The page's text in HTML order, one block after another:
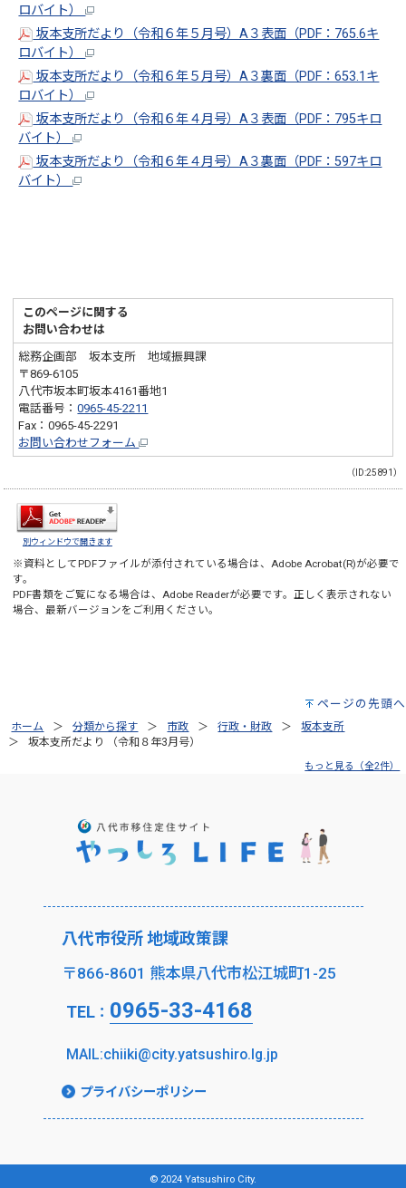
ロバイト）
坂本支所だより（令和６年５月号）A３表面（PDF：765.6キ
ロバイト）
坂本支所だより（令和６年５月号）A３裏面（PDF：653.1キ
ロバイト）
坂本支所だより（令和６年４月号）A３表面（PDF：795キロ
バイト）
坂本支所だより（令和６年４月号）A３裏面（PDF：597キロ
バイト）
このページに関する
お問い合わせは
総務企画部 坂本支所 地域振興課
〒869-6105
八代市坂本町坂本4161番地1
電話番号：0965-45-2211
Fax：0965-45-2291
お問い合わせフォーム
（ID:25891）
別ウィンドウで開きます
※資料としてPDFファイルが添付されている場合は、 Adobe Acrobat(R)が必要で
す。
PDF書類をご覧になる場合は、 Adobe Readerが必要です。正しく表示されない
場合、最新バージョンをご利用ください。
ページの先頭へ
ホーム 分類から探す 市政 行政・財政
坂本支所
坂本支所だより （令和８年3月号）
もっと見る（全2件）
八代市役所 地域政策課
〒866-8601 熊本県八代市松江城町1-25
TEL： 0965-33-4168
MAIL:chiiki@city.yatsushiro.lg.jp
プライバシーポリシー
© 2024 Yatsushiro City.